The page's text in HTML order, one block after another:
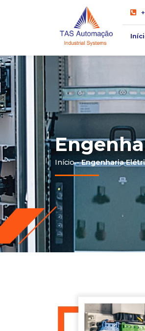
Início-Engenharia